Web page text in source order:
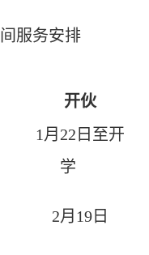
服务安排
开伙
1 月 22 日至开
学
2月 19 日